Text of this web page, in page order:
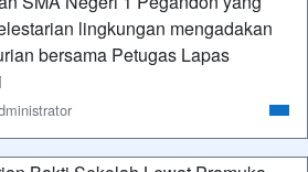
lingkungan mengadakan
bersama Petugas Lapas